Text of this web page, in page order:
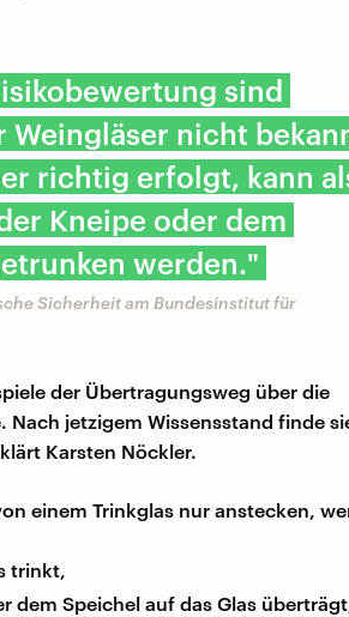
sind
nicht
richtig erfolgt, kann
Kneipe oder dem
werden."
Sicherheit am Bundesinstitut für
der Übertragungsweg über die
Nach jetzigem Wissensstand finde
Karsten Nöckler.
einem Trinkglas nur anstecken,
trinkt,
dem Speichel auf das Glas